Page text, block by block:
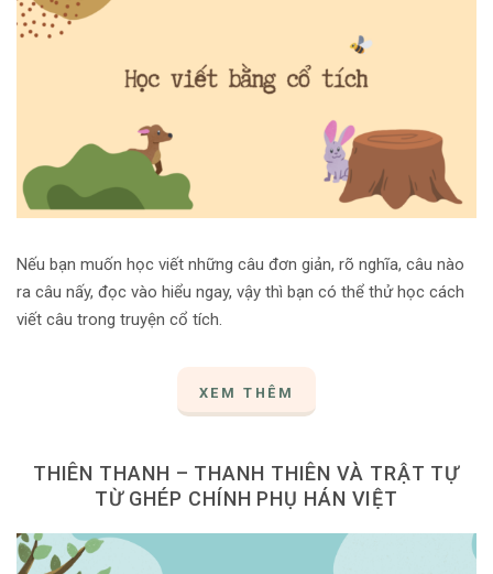
Nếu bạn muốn học viết những câu đơn giản, rõ nghĩa, câu nào
ra câu nấy, đọc vào hiểu ngay, vậy thì bạn có thể thử học cách
viết câu trong truyện cổ tích.
XEM THÊM
THIÊN THANH – THANH THIÊN VÀ TRẬT TỰ
TỪ GHÉP CHÍNH PHỤ HÁN VIỆT